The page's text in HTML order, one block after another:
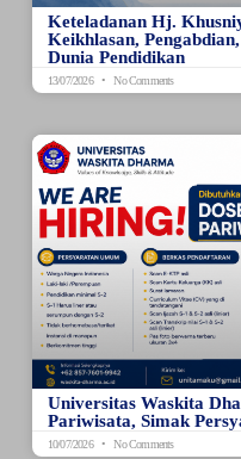
Keteladanan Hj.
Keikhlasan,
Dunia Pendidikan
13/07/2026 No Comments
Universitas Waskita
Pariwisata, Simak
10/07/2026 No Comments